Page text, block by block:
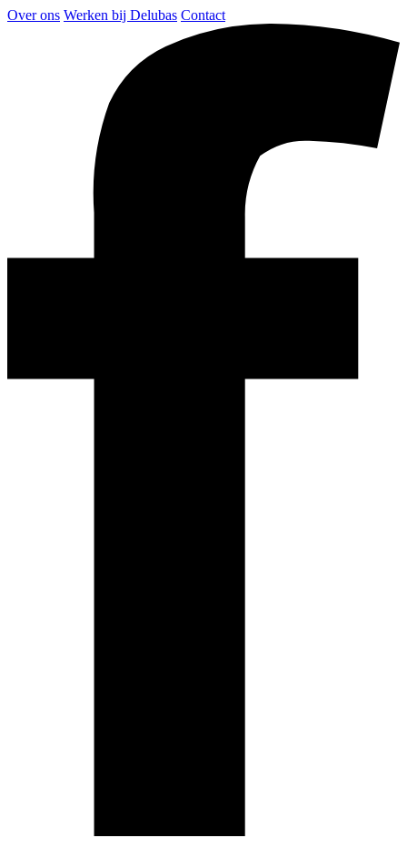
Over ons Werken bij Delubas Contact